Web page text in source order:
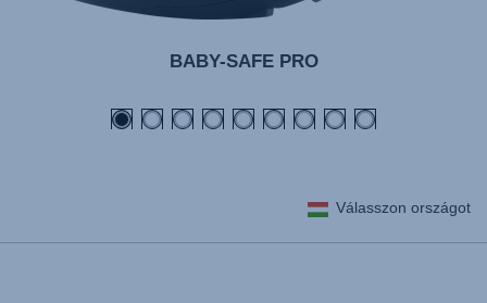
BABY-SAFE PRO
Válasszon országot